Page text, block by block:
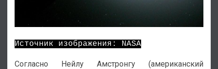
Источник изображения: NASA
Согласно Нейлу Амстронгу (американский